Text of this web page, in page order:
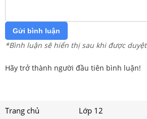
Gửi bình luận
*Bình luận sẽ hiển thị sau khi được duyệt
Hãy trở thành người đầu tiên bình luận!
Trang chủ Lớp 12